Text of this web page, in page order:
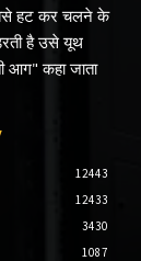
सबसे हट कर चलने के
है उसे यूथ
आग" कहा जाता
12443
12433
3430
1087